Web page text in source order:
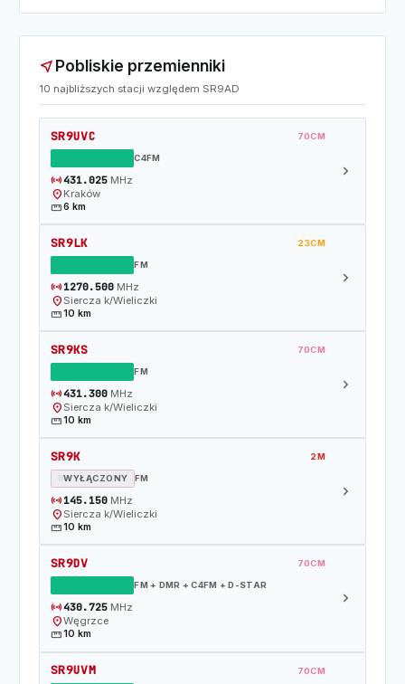
near_mePobliskie przemienniki
10 najbliższych stacji względem SR9AD
SR9UVC 70CM
C4FM
sensors431.025MHz
location_on Kraków
straighten6 km
chevron_right
SR9LK 23CM
FM
sensors 1270.500MHz
location_onSiercza k/Wieliczki
straighten10 km
chevron_right
SR9KS 70CM
FM
sensors431.300MHz
location_onSiercza k/Wieliczki
straighten10 km
chevron_right
SR9K 2M
WYŁĄCZONY FM
sensors 145.150MHz
location_onSiercza k/Wieliczki
straighten10 km
chevron_right
SR9DV 70CM
FM + DMR + C4FM + D-STAR
sensors430.725MHz
location_onWęgrzce
straighten10 km
chevron_right
SR9UVM 70CM